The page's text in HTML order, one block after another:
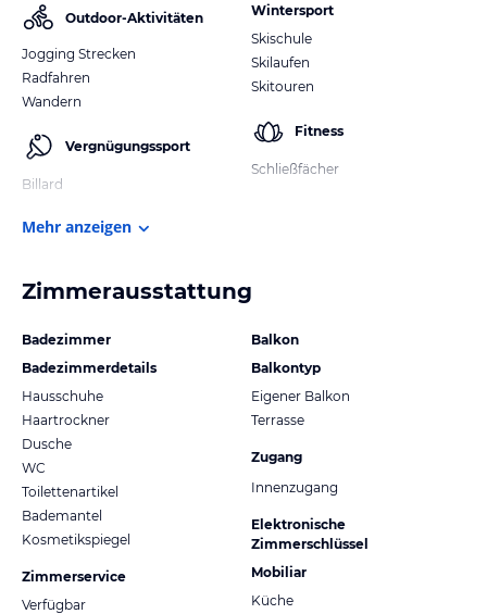
Outdoor-Aktivitäten
Jogging Strecken
Radfahren
Wandern
Vergnügungssport
Billard
Wintersport
Skischule
Skilaufen
Skitouren
Fitness
Schließfächer
Mehr anzeigen
Zimmerausstattung
Badezimmer
Badezimmerdetails
Hausschuhe
Haartrockner
Dusche
WC
Toilettenartikel
Bademantel
Kosmetikspiegel
Zimmerservice
Verfügbar
Balkon
Balkontyp
Eigener Balkon
Terrasse
Zugang
Innenzugang
Elektronische
Zimmerschlüssel
Mobiliar
Küche